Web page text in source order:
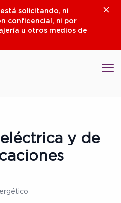
está solicitando, ni
confidencial, ni por
u otros medios de
y de